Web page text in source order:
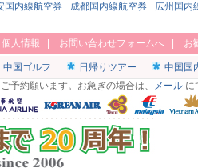
国内線航空券 成都国内線航空券 広州国内
個人情報 お問い合わせフォームへ お
中国ゴルフ 日帰りツアー 中国国
予約願います。お急ぎの場合は、
メールに